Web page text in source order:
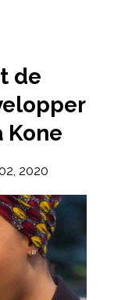
de
Kone
2020